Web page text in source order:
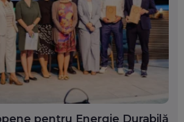
pentru Energie Durabilă